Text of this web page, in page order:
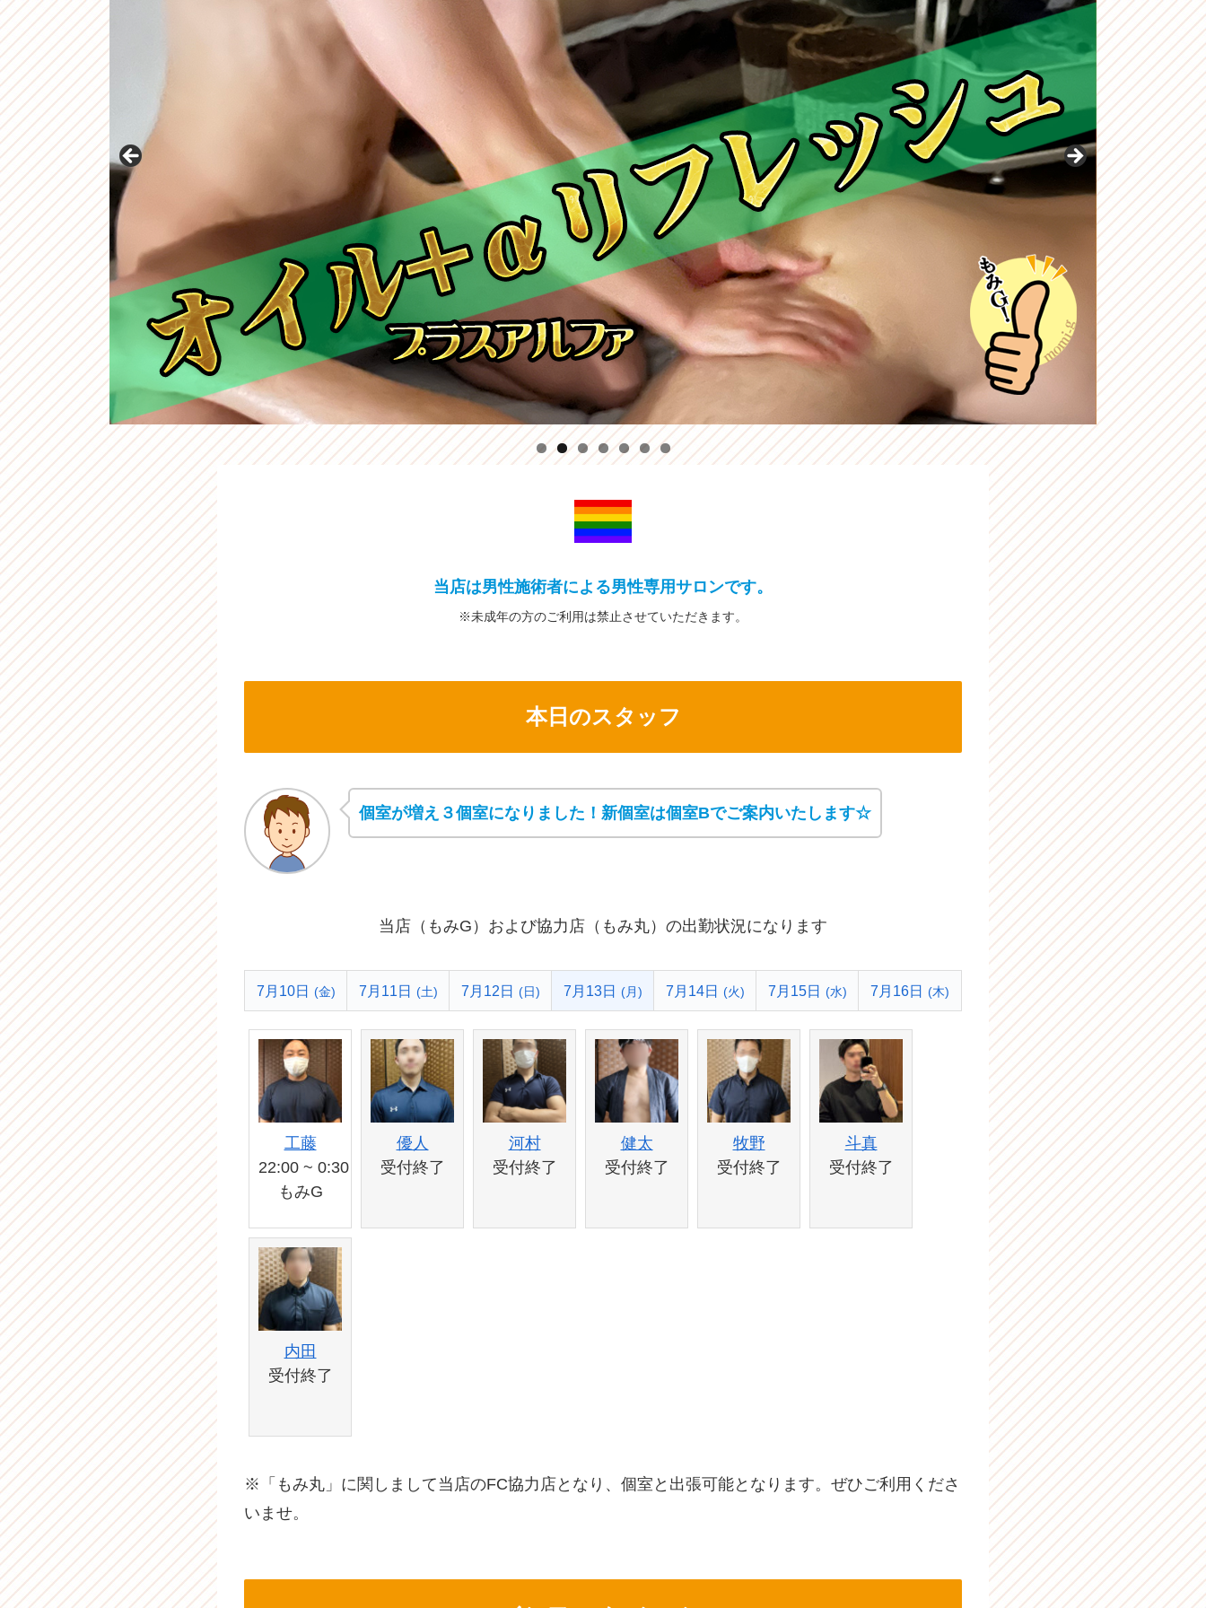
当店は男性施術者による男性専用サロンです。
※未成年の方のご利用は禁止させていただきます。
本日のスタッフ
個室が増え３個室になりました！新個室は個室Bでご案内いたします☆
当店（もみG）および協力店（もみ丸）の出勤状況になります
7月10日 (金) 7月11日 (土) 7月12日 (日) 7月13日 (月) 7月14日 (火) 7月15日 (水) 7月16日 (木)
工藤
22:00 ~ 0:30
もみG
優人
受付終了
河村
受付終了
健太
受付終了
牧野
受付終了
斗真
受付終了
内田
受付終了
※「もみ丸」に関しまして当店のFC協力店となり、個室と出張可能となります。ぜひご利用くださ
いませ。